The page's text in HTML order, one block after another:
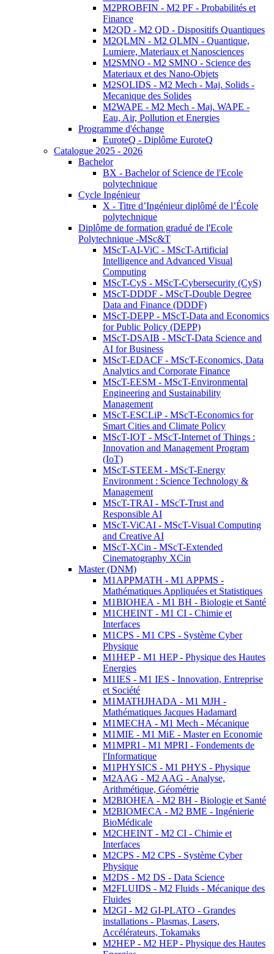
M2PROBFIN - M2 PF - Probabilités et
Finance
M2QD - M2 QD - Dispositifs Quantiques
M2QLMN - M2 QLMN - Quantique,
Lumiere, Materiaux et Nanosciences
M2SMNO - M2 SMNO - Science des
Materiaux et des Nano-Objets
M2SOLIDS - M2 Mech - Maj. Solids -
Mecanique des Solides
M2WAPE - M2 Mech - Maj. WAPE -
Eau, Air, Pollution et Energies
Programme d'échange
EuroteQ - Diplôme EuroteQ
Catalogue 2025 - 2026
Bachelor
BX - Bachelor of Science de l'Ecole
polytechnique
Cycle Ingénieur
X - Titre d’Ingénieur diplômé de l’École
polytechnique
Diplôme de formation gradué de l'Ecole
Polytechnique -MSc&T
MScT-AI-ViC - MScT-Artificial
Intelligence and Advanced Visual
Computing
MScT-CyS - MScT-Cybersecurity (CyS)
MScT-DDDF - MScT-Double Degree
Data and Finance (DDDF)
MScT-DEPP - MScT-Data and Economics
for Public Policy (DEPP)
MScT-DSAIB - MScT-Data Science and
AI for Business
MScT-EDACF - MScT-Economics, Data
Analytics and Corporate Finance
MScT-EESM - MScT-Environmental
Engineering and Sustainability
Management
MScT-ESCLiP - MScT-Economics for
Smart Cities and Climate Policy
MScT-IOT - MScT-Internet of Things :
Innovation and Management Program
(IoT)
MScT-STEEM - MScT-Energy
Environment : Science Technology &
Management
MScT-TRAI - MScT-Trust and
Responsible AI
MScT-ViCAI - MScT-Visual Computing
and Creative AI
MScT-XCin - MScT-Extended
Cinematography XCin
Master (DNM)
M1APPMATH - M1 APPMS -
Mathématiques Appliquées et Statistiques
M1BIOHEA - M1 BH - Biologie et Santé
M1CHEINT - M1 CI - Chimie et
Interfaces
M1CPS - M1 CPS - Système Cyber
Physique
M1HEP - M1 HEP - Physique des Hautes
Energies
M1IES - M1 IES - Innovation, Entreprise
et Société
M1MATHJHADA - M1 MJH -
Mathématiques Jacques Hadamard
M1MECHA - M1 Mech - Mécanique
M1MIE - M1 MiE - Master en Economie
M1MPRI - M1 MPRI - Fondements de
l'Informatique
M1PHYSICS - M1 PHYS - Physique
M2AAG - M2 AAG - Analyse,
Arithmétique, Géométrie
M2BIOHEA - M2 BH - Biologie et Santé
M2BIOMECA - M2 BME - Ingénierie
BioMédicale
M2CHEINT - M2 CI - Chimie et
Interfaces
M2CPS - M2 CPS - Système Cyber
Physique
M2DS - M2 DS - Data Science
M2FLUIDS - M2 Fluids - Mécanique des
Fluides
M2GI - M2 GI-PLATO - Grandes
installations - Plasmas, Lasers,
Accélérateurs, Tokamaks
M2HEP - M2 HEP - Physique des Hautes